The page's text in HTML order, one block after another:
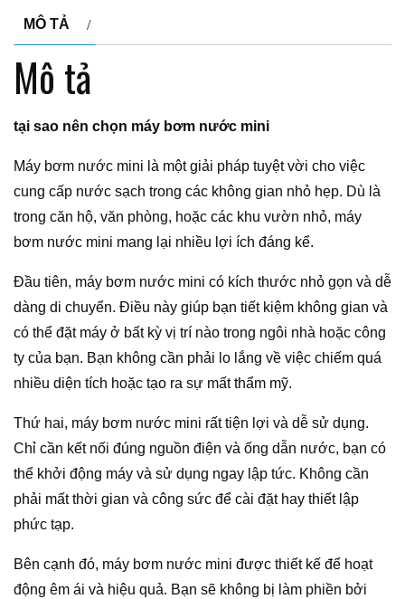
MÔ TẢ
Mô tả
tại sao nên chọn máy bơm nước mini
Máy bơm nước mini là một giải pháp tuyệt vời cho việc
cung cấp nước sạch trong các không gian nhỏ hẹp. Dù là
trong căn hộ, văn phòng, hoặc các khu vườn nhỏ, máy
bơm nước mini mang lại nhiều lợi ích đáng kể.
Đầu tiên, máy bơm nước mini có kích thước nhỏ gọn và dễ
dàng di chuyển. Điều này giúp bạn tiết kiệm không gian và
có thể đặt máy ở bất kỳ vị trí nào trong ngôi nhà hoặc công
ty của bạn. Bạn không cần phải lo lắng về việc chiếm quá
nhiều diện tích hoặc tạo ra sự mất thẩm mỹ.
Thứ hai, máy bơm nước mini rất tiện lợi và dễ sử dụng.
Chỉ cần kết nối đúng nguồn điện và ống dẫn nước, bạn có
thể khởi động máy và sử dụng ngay lập tức. Không cần
phải mất thời gian và công sức để cài đặt hay thiết lập
phức tạp.
Bên cạnh đó, máy bơm nước mini được thiết kế để hoạt
động êm ái và hiệu quả. Bạn sẽ không bị làm phiền bởi